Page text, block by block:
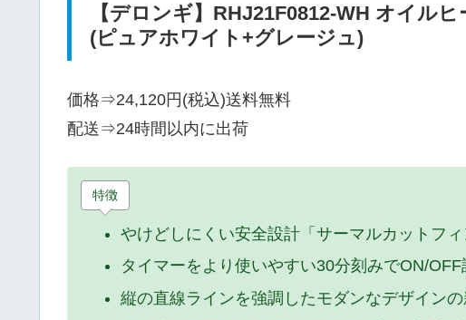
【デロンギ】RHJ21F0812-WH オイル
(ピュアホワイト+グレージュ)
価格⇒24,120円(税込)送料無料
配送⇒24時間以内に出荷
特徴
やけどしにくい安全設計「サーマルカットフ
タイマーをより使いやすい30分刻みでON/
縦の直線ラインを強調したモダンなデザイン